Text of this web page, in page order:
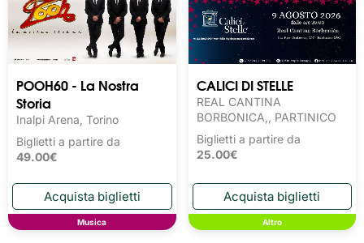
POOH60 - La Nostra
Storia
Inalpi Arena, Torino
Biglietti a partire da
49.00€
Musica
CALICI DI STELLE
REAL CANTINA
BORBONICA,, PARTINICO
Biglietti a partire da
25.00€
Altro